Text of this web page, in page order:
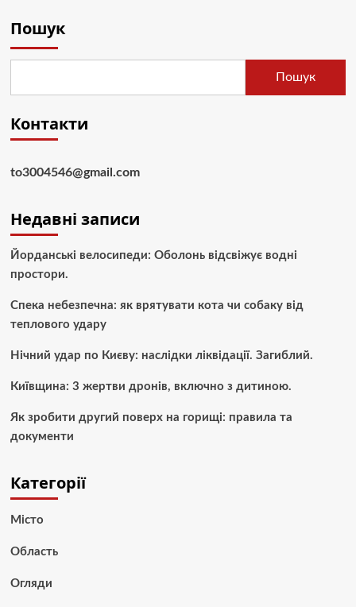
Пошук
Пошук
Контакти
to3004546@gmail.com
Недавні записи
Йорданські велосипеди: Оболонь відсвіжує водні
простори.
Спека небезпечна: як врятувати кота чи собаку від
теплового удару
Нічний удар по Києву: наслідки ліквідації. Загиблий.
Київщина: 3 жертви дронів, включно з дитиною.
Як зробити другий поверх на горищі: правила та
документи
Категорії
Місто
Область
Огляди